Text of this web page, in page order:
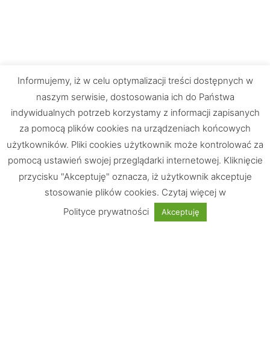
Chętnie odpowiemy na Wasze pytania
Informujemy, iż w celu optymalizacji treści dostępnych w
naszym serwisie, dostosowania ich do Państwa
indywidualnych potrzeb korzystamy z informacji zapisanych
za pomocą plików cookies na urządzeniach końcowych
użytkowników. Pliki cookies użytkownik może kontrolować za
pomocą ustawień swojej przeglądarki internetowej. Kliknięcie
przycisku "Akceptuję" oznacza, iż użytkownik akceptuje
stosowanie plików cookies. Czytaj więcej w
Polityce prywatności
Akceptuję